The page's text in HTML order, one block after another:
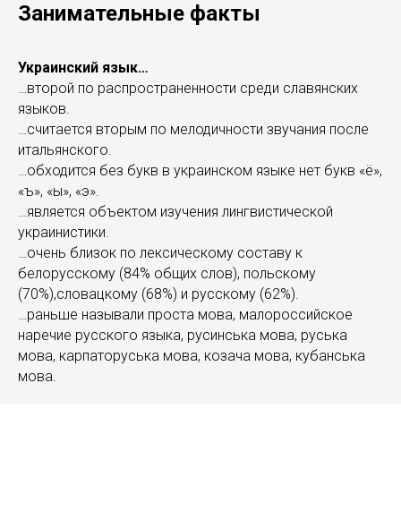
Занимательные факты
Украинский язык…
…второй по распространенности среди славянских
языков.
…считается вторым по мелодичности звучания после
итальянского.
…обходится без букв в украинском языке нет букв «ё»,
«ъ», «ы», «э».
…является объектом изучения лингвистической
украинистики.
…очень близок по лексическому составу к
белорусскому (84% общих слов), польскому
(70%),словацкому (68%) и русскому (62%).
…раньше называли проста мова, малороссийское
наречие русского языка, русинська мова, руська
мова, карпаторуська мова, козача мова, кубанська
мова.